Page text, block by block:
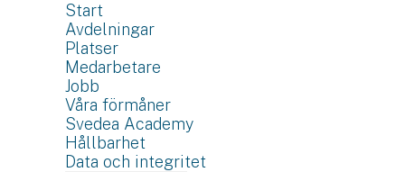
Start
Avdelningar
Platser
Medarbetare
Jobb
Våra förmåner
Svedea Academy
Hållbarhet
Data och integritet